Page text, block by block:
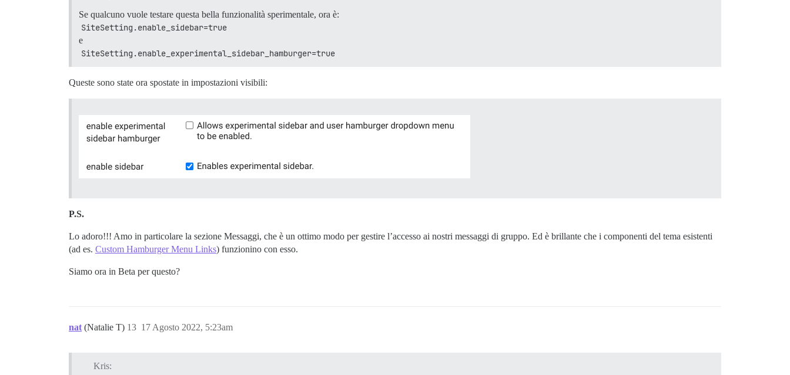
Se qualcuno vuole testare questa bella funzionalità sperimentale, ora è:
SiteSetting.enable_sidebar=true
e
SiteSetting.enable_experimental_sidebar_hamburger=true
Queste sono state ora spostate in impostazioni visibili:
P.S.
Lo adoro!!! Amo in particolare la sezione Messaggi, che è un ottimo modo per gestire l’accesso ai nostri messaggi di gruppo. Ed è brillante che i componenti del tema esistenti
(ad es. Custom Hamburger Menu Links) funzionino con esso.
Siamo ora in Beta per questo?
nat (Natalie T) 17 Agosto 2022, 5:23am
13
Kris: